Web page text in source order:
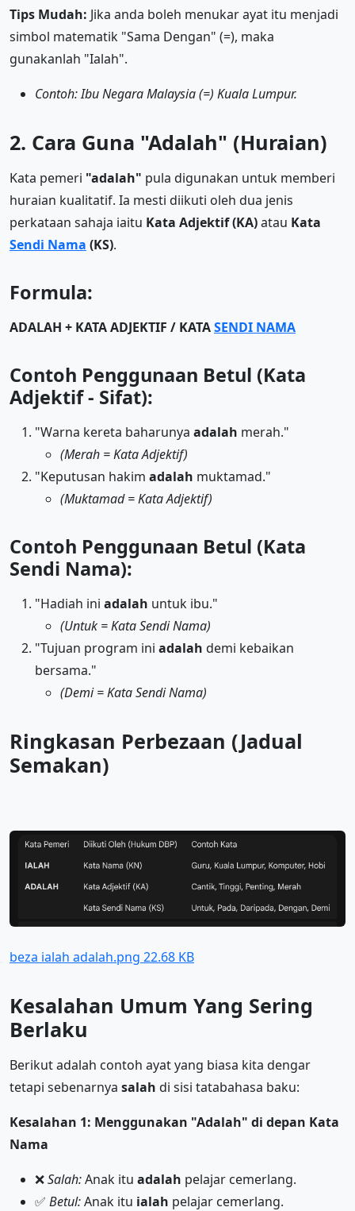
Tips Mudah: Jika anda boleh menukar ayat itu menjadi
simbol matematik "Sama Dengan" (=), maka
gunakanlah "Ialah".
Contoh: Ibu Negara Malaysia (=) Kuala Lumpur.
2. Cara Guna "Adalah" (Huraian)
Kata pemeri "adalah" pula digunakan untuk memberi
huraian kualitatif. Ia mesti diikuti oleh dua jenis
perkataan sahaja iaitu Kata Adjektif (KA)atau Kata
Sendi Nama (KS).
Formula:
ADALAH + KATA ADJEKTIF / KATASENDI NAMA
Contoh Penggunaan Betul (Kata
Adjektif - Sifat):
"Warna kereta baharunya adalah merah."
(Merah = Kata Adjektif)
"Keputusan hakim adalah muktamad."
(Muktamad = Kata Adjektif)
Contoh Penggunaan Betul (Kata
Sendi Nama):
"Hadiah ini adalah untuk ibu."
(Untuk = Kata Sendi Nama)
"Tujuan program ini adalah demi kebaikan
bersama."
(Demi = Kata Sendi Nama)
Ringkasan Perbezaan (Jadual
Semakan)
beza ialah adalah.png 22.68 KB
Kesalahan Umum Yang Sering
Berlaku
Berikut adalah contoh ayat yang biasa kita dengar
tetapi sebenarnya salah di sisi tatabahasa baku:
Kesalahan 1: Menggunakan "Adalah" di depan Kata
Nama
❌Salah:Anak itu adalah pelajar cemerlang.
✅ Betul:Anak itu ialah pelajar cemerlang.